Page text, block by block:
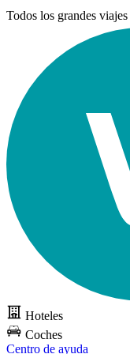
Todos los grandes viajes
Hoteles
Coches
Centro de ayuda